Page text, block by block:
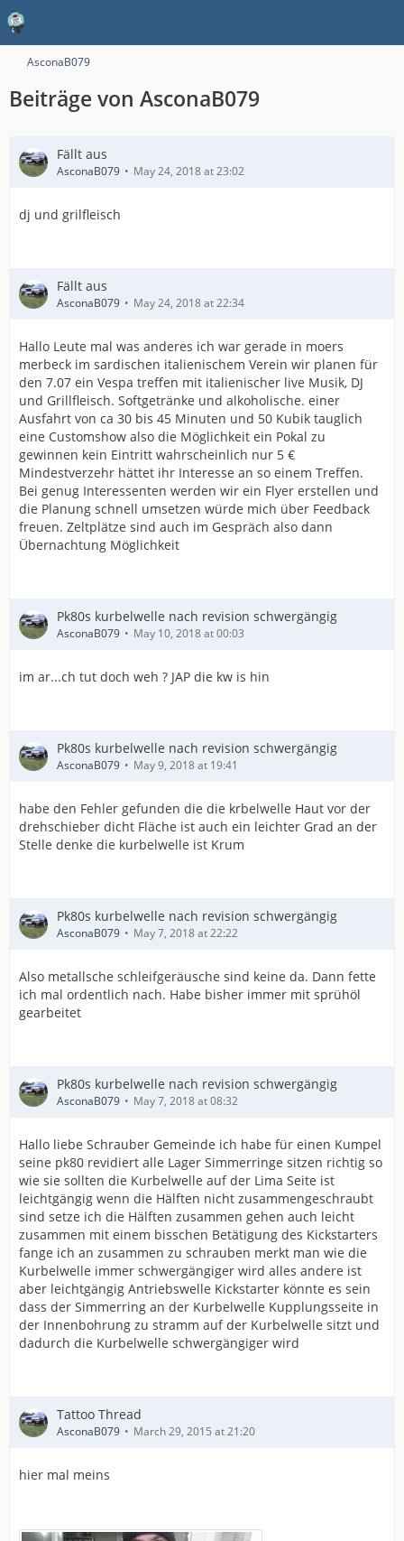
AsconaB079
Beiträge von AsconaB079
Fällt aus
AsconaB079 May 24, 2018 at 23:02
dj und grilfleisch
Fällt aus
AsconaB079 May 24, 2018 at 22:34
Hallo Leute mal was anderes ich war gerade in moers
merbeck im sardischen italienischem Verein wir planen für
den 7.07 ein Vespa treffen mit italienischer live Musik, DJ
und Grillfleisch. Softgetränke und alkoholische. einer
Ausfahrt von ca 30 bis 45 Minuten und 50 Kubik tauglich
eine Customshow also die Möglichkeit ein Pokal zu
gewinnen kein Eintritt wahrscheinlich nur 5 €
Mindestverzehr hättet ihr Interesse an so einem Treffen.
Bei genug Interessenten werden wir ein Flyer erstellen und
die Planung schnell umsetzen würde mich über Feedback
freuen. Zeltplätze sind auch im Gespräch also dann
Übernachtung Möglichkeit
Pk80s kurbelwelle nach revision schwergängig
AsconaB079 May 10, 2018 at 00:03
im ar...ch tut doch weh ? JAP die kw is hin
Pk80s kurbelwelle nach revision schwergängig
AsconaB079 May 9, 2018 at 19:41
habe den Fehler gefunden die die krbelwelle Haut vor der
drehschieber dicht Fläche ist auch ein leichter Grad an der
Stelle denke die kurbelwelle ist Krum
Pk80s kurbelwelle nach revision schwergängig
AsconaB079 May 7, 2018 at 22:22
Also metallsche schleifgeräusche sind keine da. Dann fette
ich mal ordentlich nach. Habe bisher immer mit sprühöl
gearbeitet
Pk80s kurbelwelle nach revision schwergängig
AsconaB079 May 7, 2018 at 08:32
Hallo liebe Schrauber Gemeinde ich habe für einen Kumpel
seine pk80 revidiert alle Lager Simmerringe sitzen richtig so
wie sie sollten die Kurbelwelle auf der Lima Seite ist
leichtgängig wenn die Hälften nicht zusammengeschraubt
sind setze ich die Hälften zusammen gehen auch leicht
zusammen mit einem bisschen Betätigung des Kickstarters
fange ich an zusammen zu schrauben merkt man wie die
Kurbelwelle immer schwergängiger wird alles andere ist
aber leichtgängig Antriebswelle Kickstarter könnte es sein
dass der Simmerring an der Kurbelwelle Kupplungsseite in
der Innenbohrung zu stramm auf der Kurbelwelle sitzt und
dadurch die Kurbelwelle schwergängiger wird
Tattoo Thread
AsconaB079 March 29, 2015 at 21:20
hier mal meins